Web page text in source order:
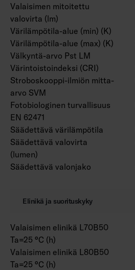
Valaisimen mitoitettu
valovirta (lm)
Värilämpötila-alue (min) (K)
Värilämpötila-alue (max) (K)
Välkyntä-arvo Pst LM
Värintoistoindeksi (CRI)
Stroboskooppi-ilmiön mitta-
arvo SVM
Fotobiologinen turvallisuus
EN 62471
Säädettävä värilämpötila
Säädettävä valovirta
(lumen)
Säädettävä valonjako
Elinikä ja suorituskyky
Valaisimen elinikä L70B50
Ta=25 °C (h)
Valaisimen elinikä L80B50
Ta=25 °C (h)